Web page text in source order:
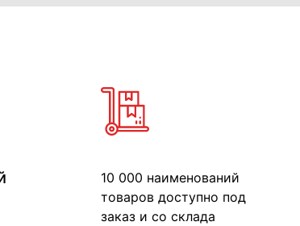
10 000 наименований
товаров доступно под
заказ и со склада